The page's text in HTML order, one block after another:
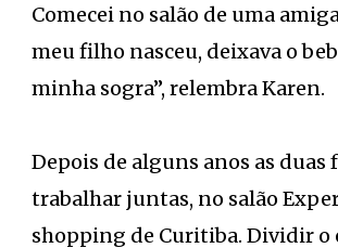
Comecei no salão de uma
meu filho nasceu, deixava o
minha sogra”, relembra Karen.
Depois de alguns anos as duas
trabalhar juntas, no salão
shopping de Curitiba. Dividir o